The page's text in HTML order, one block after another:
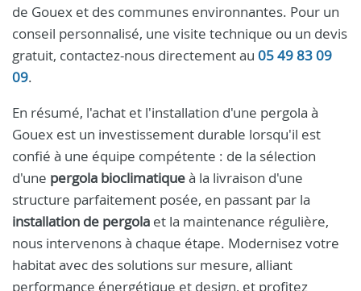
de Gouex et des communes environnantes. Pour un
conseil personnalisé, une visite technique ou un devis
gratuit, contactez-nous directement au 05 49 83 09
09.
En résumé, l'achat et l'installation d'une pergola à
Gouex est un investissement durable lorsqu'il est
confié à une équipe compétente : de la sélection
d'une pergola bioclimatiqueà la livraison d'une
structure parfaitement posée, en passant par la
installation de pergola et la maintenance régulière,
nous intervenons à chaque étape. Modernisez votre
habitat avec des solutions sur mesure, alliant
performance énergétique et design, et profitez